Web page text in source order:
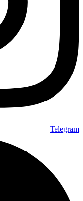
Telegram